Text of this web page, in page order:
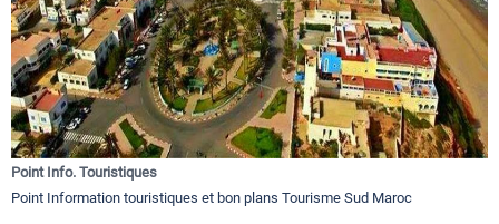
Point Info. Touristiques
Point Information touristiques et bon plans Tourisme Sud Maroc